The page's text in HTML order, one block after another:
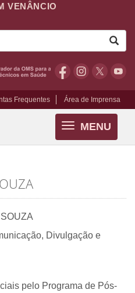
VENÂNCIO
Frequentes Área de Imprensa
MENU
Toggle
navigation
Divulgação e
pelo Programa de Pós-